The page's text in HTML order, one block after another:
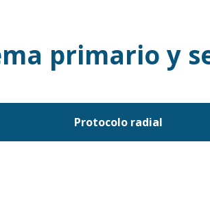
primario y
Protocolo radial